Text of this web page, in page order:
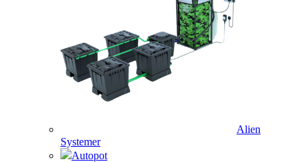
Alien
Systemer
Autopot